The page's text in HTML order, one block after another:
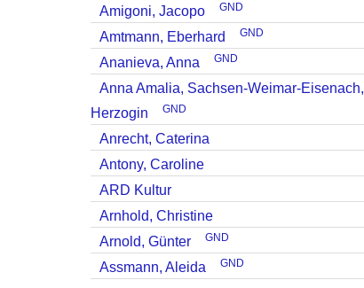
Amigoni, Jacopo
GND
Amtmann, Eberhard GND
Ananieva, Anna GND
Anna Amalia, Sachsen-Weimar-Eisenach,
Herzogin
GND
Anrecht, Caterina
Antony, Caroline
ARD Kultur
Arnhold, Christine
Arnold, Günter
GND
Assmann, Aleida GND